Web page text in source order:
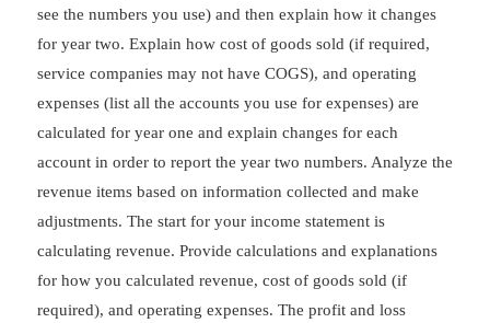
see the numbers you use) and then explain how it changes
for year two. Explain how cost of goods sold (if required,
service companies may not have COGS), and operating
expenses (list all the accounts you use for expenses) are
calculated for year one and explain changes for each
account in order to report the year two numbers. Analyze the
revenue items based on information collected and make
adjustments. The start for your income statement is
calculating revenue. Provide calculations and explanations
for how you calculated revenue, cost of goods sold (if
required), and operating expenses. The profit and loss